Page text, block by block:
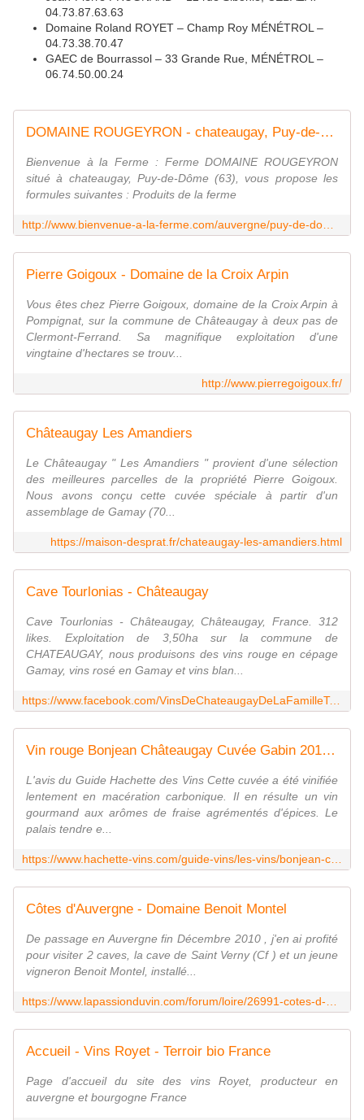
04.73.87.63.63
Domaine Roland ROYET – Champ Roy MÉNÉTROL –
04.73.38.70.47
GAEC de Bourrassol – 33 Grande Rue, MÉNÉTROL –
06.74.50.00.24
DOMAINE ROUGEYRON - chateaugay, Puy-de-Dôme (63) - Bienvenue à la Ferme
Bienvenue à la Ferme : Ferme DOMAINE ROUGEYRON
situé à chateaugay, Puy-de-Dôme (63), vous propose les
formules suivantes : Produits de la ferme
http://www.bienvenue-a-la-ferme.com/auvergne/puy-de-dome/chateaugay/ferme/domaine-rougeyron/123643
Pierre Goigoux - Domaine de la Croix Arpin
Vous êtes chez Pierre Goigoux, domaine de la Croix Arpin à
Pompignat, sur la commune de Châteaugay à deux pas de
Clermont-Ferrand. Sa magnifique exploitation d'une
vingtaine d'hectares se trouv...
http://www.pierregoigoux.fr/
Châteaugay Les Amandiers
Le Châteaugay " Les Amandiers " provient d'une sélection
des meilleures parcelles de la propriété Pierre Goigoux.
Nous avons conçu cette cuvée spéciale à partir d'un
assemblage de Gamay (70...
https://maison-desprat.fr/chateaugay-les-amandiers.html
Cave Tourlonias - Châteaugay
Cave Tourlonias - Châteaugay, Châteaugay, France. 312
likes. Exploitation de 3,50ha sur la commune de
CHATEAUGAY, nous produisons des vins rouge en cépage
Gamay, vins rosé en Gamay et vins blan...
https://www.facebook.com/VinsDeChateaugayDeLaFamilleTourlonias/
Vin rouge Bonjean Châteaugay Cuvée Gabin 2012 - Côtes-d'auvergne | Guide Hachette des Vins
L'avis du Guide Hachette des Vins Cette cuvée a été vinifiée
lentement en macération carbonique. Il en résulte un vin
gourmand aux arômes de fraise agrémentés d'épices. Le
palais tendre e...
https://www.hachette-vins.com/guide-vins/les-vins/bonjean-chateaugay-cuvee-gabin-2012-2015/20150741/
Côtes d'Auvergne - Domaine Benoit Montel
De passage en Auvergne fin Décembre 2010 , j'en ai profité
pour visiter 2 caves, la cave de Saint Verny (Cf ) et un jeune
vigneron Benoit Montel, installé...
https://www.lapassionduvin.com/forum/loire/26991-cotes-d-auvergne-domaine-benoit-montel
Accueil - Vins Royet - Terroir bio France
Page d'accueil du site des vins Royet, producteur en
auvergne et bourgogne France